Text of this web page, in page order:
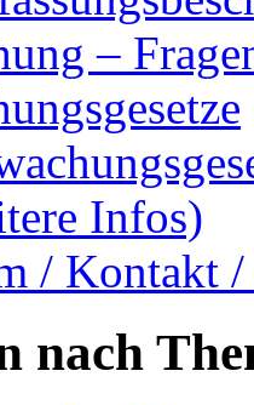
–
Infos)
/ Kontakt
nach